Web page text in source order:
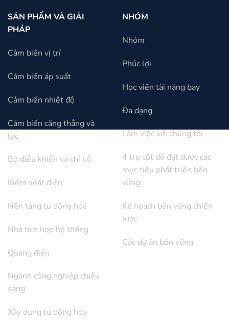
SẢN PHẨM VÀ GIẢI
PHÁP
Cảm biến vị trí
Cảm biến áp suất
Cảm biến nhiệt độ
Cảm biến căng thẳng và
lực
Bộ điều khiển và chỉ số
Kiểm soát điện
Nền tảng tự động hóa
Nhà tích hợp hệ thống
Quang điện
Ngành công nghiệp chiếu
sáng
Xây dựng tự động hóa
NHÓM
Nhóm
Phúc lợi
Học viện tài năng bay
Đa dạng
Làm việc với chúng tôi
4 trụ cột để đạt được các
mục tiêu phát triển bền
vững
Kế hoạch bền vững chiến
lược
Các dự án bền vững